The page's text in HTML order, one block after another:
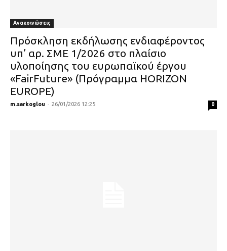
Ανακοινώσεις
Πρόσκληση εκδήλωσης ενδιαφέροντος
υπ’ αρ. ΣΜΕ 1/2026 στο πλαίσιο
υλοποίησης του ευρωπαϊκού έργου
«FairFuture» (Πρόγραμμα HORIZON
EUROPE)
m.sarkoglou - 26/01/2026 12:25 0